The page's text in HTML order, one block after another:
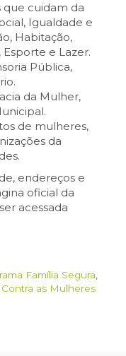
que cuidam da
Igualdade e
Habitação,
e Lazer.
Pública,
da Mulher,
de mulheres,
da
endereços e
oficial da
acessada
Família Segura
as Mulheres